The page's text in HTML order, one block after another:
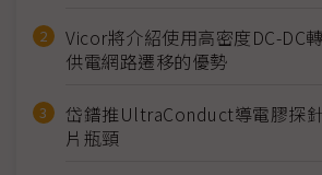
Vicor將介紹使用高密度DC-DC
供電網路遷移的優勢
岱鐠推UltraConduct導電膠探
片瓶頸